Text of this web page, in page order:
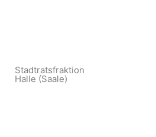
Stadtratsfraktion
Halle (Saale)